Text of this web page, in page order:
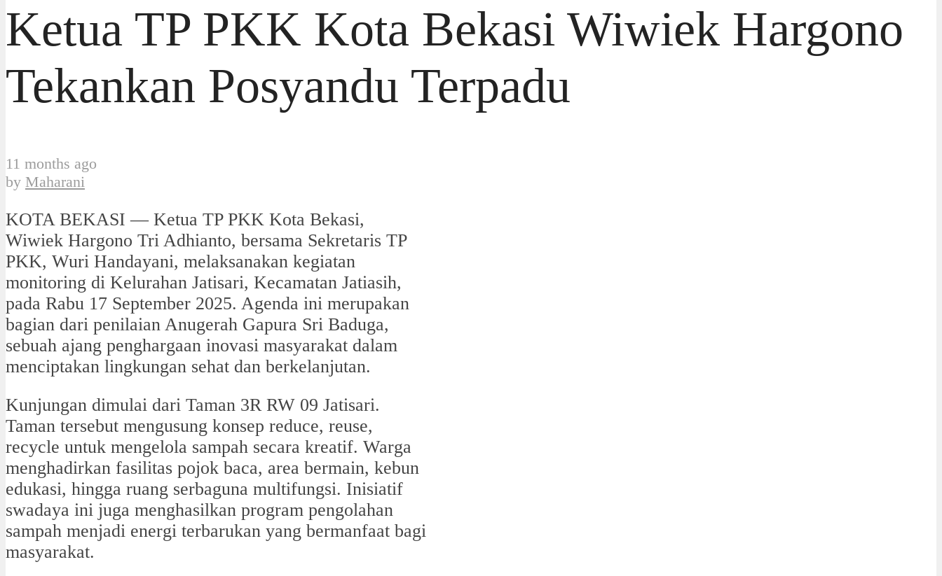
Ketua TP PKK Kota Bekasi Wiwiek Hargono
Tekankan Posyandu Terpadu
11 months ago
by Maharani
KOTA BEKASI — Ketua TP PKK Kota Bekasi,
Wiwiek Hargono Tri Adhianto, bersama Sekretaris TP
PKK, Wuri Handayani, melaksanakan kegiatan
monitoring di Kelurahan Jatisari, Kecamatan Jatiasih,
pada Rabu 17 September 2025. Agenda ini merupakan
bagian dari penilaian Anugerah Gapura Sri Baduga,
sebuah ajang penghargaan inovasi masyarakat dalam
menciptakan lingkungan sehat dan berkelanjutan.
Kunjungan dimulai dari Taman 3R RW 09 Jatisari.
Taman tersebut mengusung konsep reduce, reuse,
recycle untuk mengelola sampah secara kreatif. Warga
menghadirkan fasilitas pojok baca, area bermain, kebun
edukasi, hingga ruang serbaguna multifungsi. Inisiatif
swadaya ini juga menghasilkan program pengolahan
sampah menjadi energi terbarukan yang bermanfaat bagi
masyarakat.